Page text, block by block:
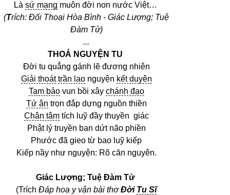
Là sứ mạng muôn đời non nước Việt…
(Trích: Đối Thoại Hòa Bình - Giác Lượng; Tuệ
Đàm Tử)
...
THOẢ NGUYỆN TU
Đời tu quẳng gánh lẽ đương nhiên
Giải thoát trần laonguyện kết duyên
Tam bảovun bồi xây chánh đạo
Tứ ân trọn đắp dựng nguồn thiền
Chân tâmtích luỹ đầy thuyền giác
Phật lý truyền ban dứt não phiền
Phước đã gieo từ bao luỹ kiếp
Kiếp nầy như nguyện: Rõ căn nguyên.
Giác Lượng; Tuệ Đàm Tử
(Trích Đáp hoạ y vận bài thơĐời Tu Sĩ